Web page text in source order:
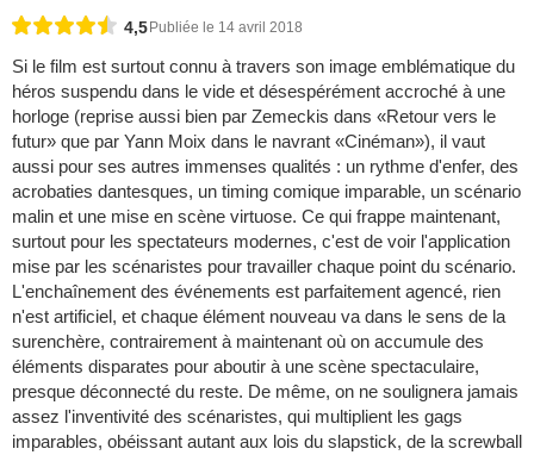
4,5 Publiée le 14 avril 2018
Si le film est surtout connu à travers son image emblématique du
héros suspendu dans le vide et désespérément accroché à une
horloge (reprise aussi bien par Zemeckis dans «Retour vers le
futur» que par Yann Moix dans le navrant «Cinéman»), il vaut
aussi pour ses autres immenses qualités : un rythme d'enfer, des
acrobaties dantesques, un timing comique imparable, un scénario
malin et une mise en scène virtuose. Ce qui frappe maintenant,
surtout pour les spectateurs modernes, c'est de voir l'application
mise par les scénaristes pour travailler chaque point du scénario.
L'enchaînement des événements est parfaitement agencé, rien
n'est artificiel, et chaque élément nouveau va dans le sens de la
surenchère, contrairement à maintenant où on accumule des
éléments disparates pour aboutir à une scène spectaculaire,
presque déconnecté du reste. De même, on ne soulignera jamais
assez l'inventivité des scénaristes, qui multiplient les gags
imparables, obéissant autant aux lois du slapstick, de la screwball